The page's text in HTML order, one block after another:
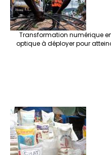
Transformation numérique en
optique à déployer pour